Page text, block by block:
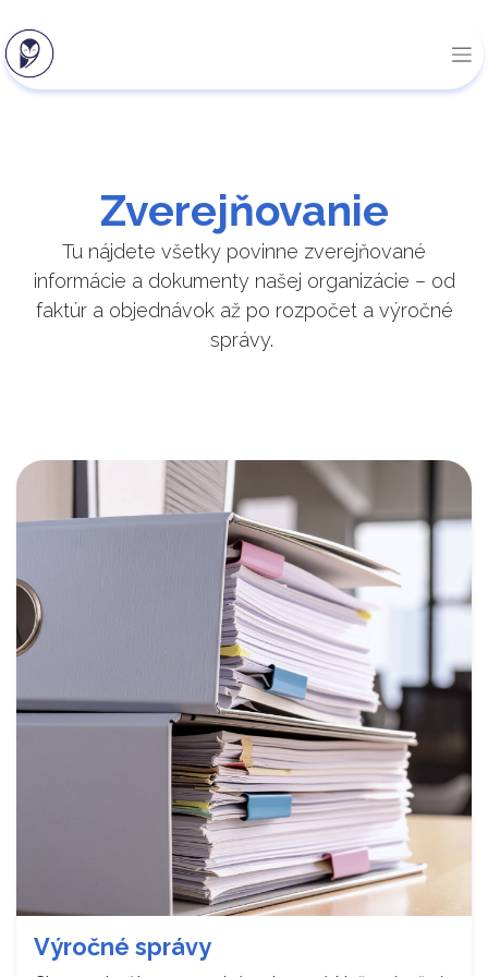
Zverejňovanie
Tu nájdete všetky povinne zverejňované
informácie a dokumenty našej organizácie – od
faktúr a objednávok až po rozpočet a výročné
správy.
Výročné správy